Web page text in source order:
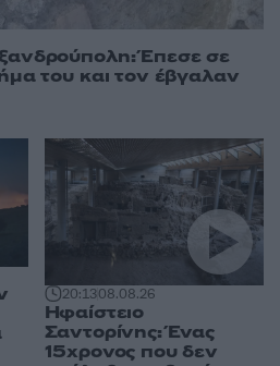
Έπεσε σε
του και τον έβγαλαν
20:1308.08.26
Ηφαίστειο
Σαντορίνης: Ένας
15χρονος που δεν